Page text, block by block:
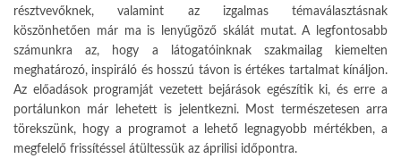
résztvevőknek, valamint az izgalmas témaválasztásnak
köszönhetően már ma is lenyűgöző skálát mutat. A legfontosabb
számunkra az, hogy a látogatóinknak szakmailag kiemelten
meghatározó, inspiráló és hosszú távon is értékes tartalmat kínáljon.
Az előadások programját vezetett bejárások egészítik ki, és erre a
portálunkon már lehetett is jelentkezni. Most természetesen arra
törekszünk, hogy a programot a lehető legnagyobb mértékben, a
megfelelő frissítéssel átültessük az áprilisi időpontra.